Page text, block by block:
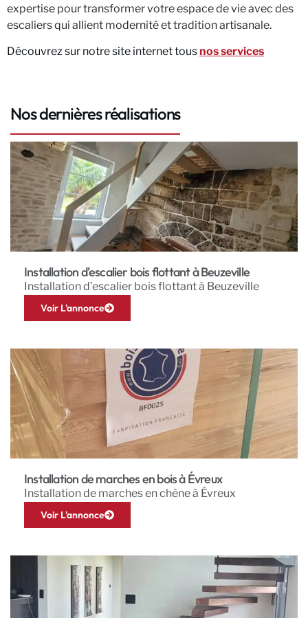
expertise pour transformer votre espace de vie avec des
escaliers qui allient modernité et tradition artisanale.
Découvrez sur notre site internet tousnos services
Nos dernières réalisations
Installation d'escalier bois flottant à Beuzeville
Installation d’escalier bois flottant à Beuzeville
Voir L'annonce
Installation de marches en bois à Évreux
Installation de marches en chêne à Évreux
Voir L'annonce